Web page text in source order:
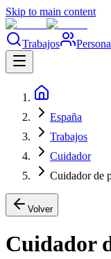
Skip to main content
Trabajos
España
Trabajos
Cuidador
Cuidador de
Volver
Cuidador